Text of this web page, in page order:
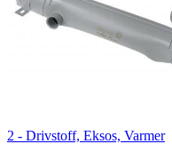
2 - Drivstoff, Eksos, Varmer